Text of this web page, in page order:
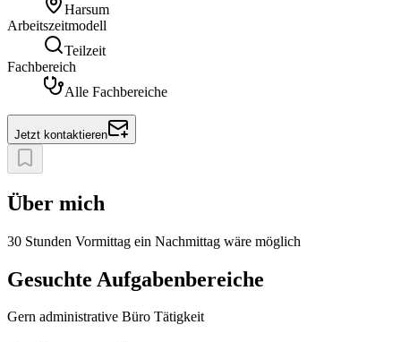
Harsum
Arbeitszeitmodell
Teilzeit
Fachbereich
Alle Fachbereiche
Jetzt kontaktieren
Über mich
30 Stunden Vormittag ein Nachmittag wäre möglich
Gesuchte Aufgabenbereiche
Gern administrative Büro Tätigkeit